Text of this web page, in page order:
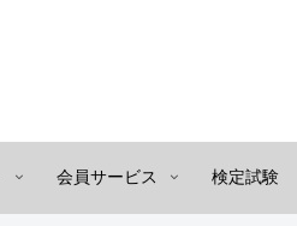
会員サービス 検定試験